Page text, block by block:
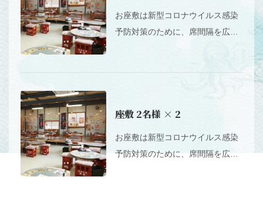
お座敷は新型コロナウイルス感染
予防対策のために、席間隔を広く
の広さでお席をご用意しておりま
す。
座敷 2名様 × 2
お座敷は新型コロナウイルス感染
予防対策のために、席間隔を広く